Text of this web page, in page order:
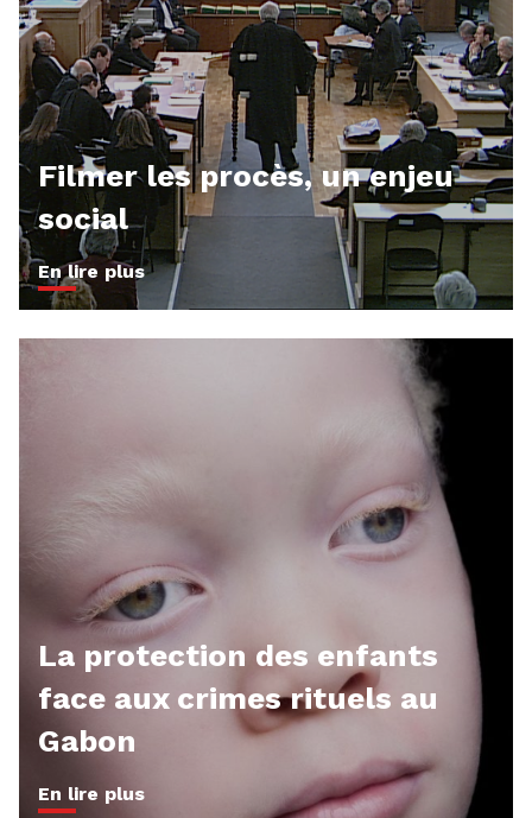
Filmer les procès, un enjeu
social
En lire plus
La protection des enfants
face aux crimes rituels au
Gabon
En lire plus